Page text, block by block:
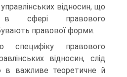
відносин, що
в сфері правового
правової форми.
специфіку правового
відносин, слід
в важливе теоретичне й